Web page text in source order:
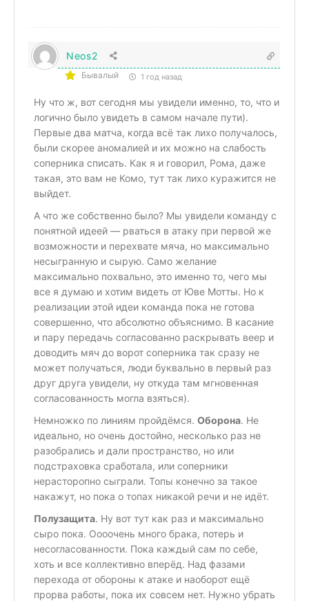
Neos2
Бывалый 1 год назад
Ну что ж, вот сегодня мы увидели именно, то, что и
логично было увидеть в самом начале пути).
Первые два матча, когда всё так лихо получалось,
были скорее аномалией и их можно на слабость
соперника списать. Как я и говорил, Рома, даже
такая, это вам не Комо, тут так лихо куражится не
выйдет.
А что же собственно было? Мы увидели команду с
понятной идеей — рваться в атаку при первой же
возможности и перехвате мяча, но максимально
несыгранную и сырую. Само желание
максимально похвально, это именно то, чего мы
все я думаю и хотим видеть от Юве Мотты. Но к
реализации этой идеи команда пока не готова
совершенно, что абсолютно объяснимо. В касание
и пару передачь согласованно раскрывать веер и
доводить мяч до ворот соперника так сразу не
может получаться, люди буквально в первый раз
друг друга увидели, ну откуда там мгновенная
согласованность могла взяться).
Немножко по линиям пройдёмся. Оборона. Не
идеально, но очень достойно, несколько раз не
разобрались и дали пространство, но или
подстраховка сработала, или соперники
нерасторопно сыграли. Топы конечно за такое
накажут, но пока о топах никакой речи и не идёт.
Полузащита. Ну вот тут как раз и максимально
сыро пока. Оооочень много брака, потерь и
несогласованности. Пока каждый сам по себе,
хоть и все коллективно вперёд. Над фазами
перехода от обороны к атаке и наоборот ещё
прорва работы, пока их совсем нет. Нужно убрать